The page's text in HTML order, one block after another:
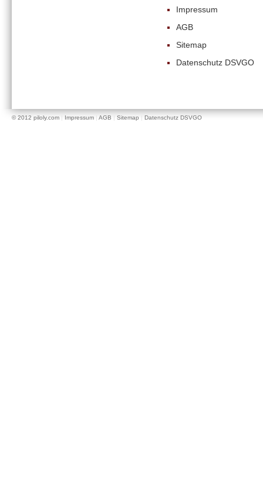
Impressum
AGB
Sitemap
Datenschutz DSVGO
© 2012 piloly.com Impressum AGB Sitemap Datenschutz DSVGO